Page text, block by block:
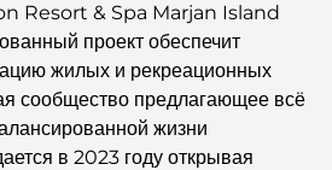
мест Дубая: путешествие
в районе Dubai Creek Harbour,
Resort & Spa Marjan Island
проект обеспечит
жилых и рекреационных
сообщество предлагающее всё
жизни
в 2023 году открывая